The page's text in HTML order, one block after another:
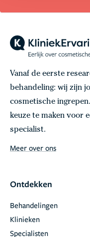
Vanaf de eerste
behandeling: wij zijn
cosmetische
keuze te maken voor
specialist.
Meer over ons
Ontdekken
Behandelingen
Klinieken
Specialisten